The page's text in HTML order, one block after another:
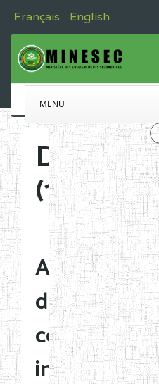
Français English
MENU
Decisions
(166)
Affectation
de
certains
instituteurs